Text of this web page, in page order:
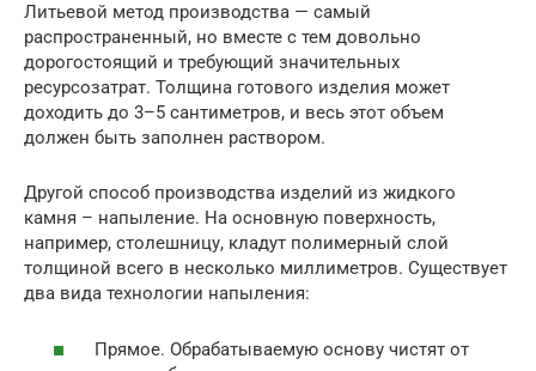
Литьевой метод производства — самый
распространенный, но вместе с тем довольно
дорогостоящий и требующий значительных
ресурсозатрат. Толщина готового изделия может
доходить до 3–5 сантиметров, и весь этот объем
должен быть заполнен раствором.
Другой способ производства изделий из жидкого
камня – напыление. На основную поверхность,
например, столешницу, кладут полимерный слой
толщиной всего в несколько миллиметров. Существует
два вида технологии напыления:
Прямое. Обрабатываемую основу чистят от